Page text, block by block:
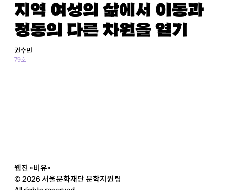
지역 여성의 삶에서 이동과
정동의 다른 차원을 열기
권수빈
79호
웹진 «비유»
© 2026 서울문화재단 문학지원팀